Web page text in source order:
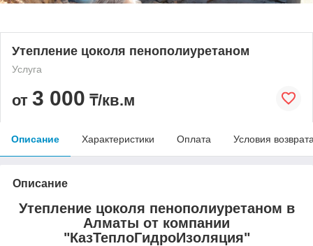
Утепление цоколя пенополиуретаном
Услуга
от 3 000 ₸/кв.м
Описание Характеристики Оплата Условия
Описание
Утепление цоколя пенополиуретаном в
Алматы от компании
"КазТеплоГидроИзоляция"